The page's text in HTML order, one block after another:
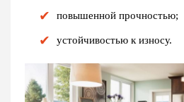
повышенной прочностью;
устойчивостью к износу.